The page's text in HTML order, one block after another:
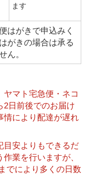
ます
はがきで申込みく
がきの場合は承る
ん。
マト宅急便・ネコ
2日前後でのお届け
情により配達が遅れ
目安よりもできるだ
業を行いますが、
でにより多くの日数